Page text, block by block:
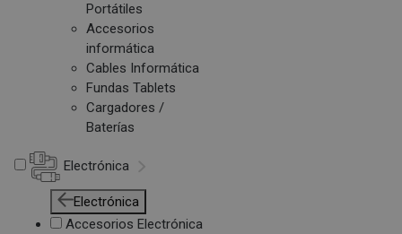
Portátiles
Accesorios
informática
Cables Informática
Fundas Tablets
Cargadores /
Baterías
Electrónica
Electrónica
Accesorios Electrónica